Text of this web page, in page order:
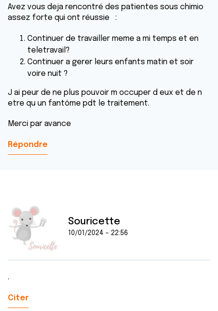
Avez vous deja rencontré des patientes sous chimio
assez forte qui ont réussie :
Continuer de travailler meme a mi temps et en
teletravail?
Continuer a gerer leurs enfants matin et soir
voire nuit ?
J ai peur de ne plus pouvoir m occuper d eux et de n
etre qu un fantôme pdt le traitement.
Merci par avance
Répondre
Souricette
10/01/2024 - 22:56
.
Citer